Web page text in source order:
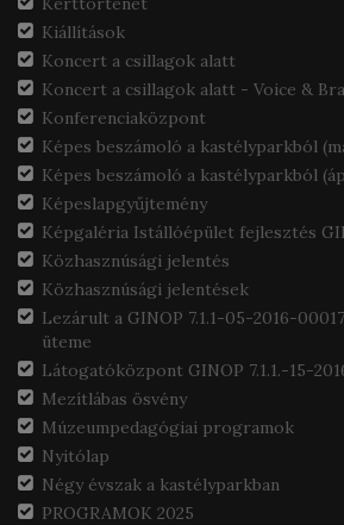
Kiállítások
Koncert a csillagok alatt
Koncert a csillagok alatt - Voice &
Konferenciaközpont
Képes beszámoló a kastélyparkból
Képes beszámoló a kastélyparkból
Képeslapgyűjtemény
Képgaléria Istállóépület fejlesztés
Közhasznúsági jelentés
Közhasznúsági jelentések
Lezárult a GINOP 7.1.1-05-2016-
üteme
Látogatóközpont GINOP 7.1.1.-15-
Mezítlábas ösvény
Múzeumpedagógiai programok
Nyitólap
Négy évszak a kastélyparkban
PROGRAMOK 2025